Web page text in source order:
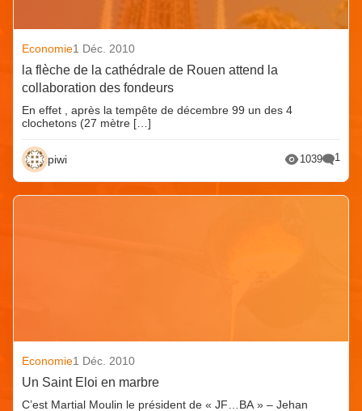
Economie1 Déc. 2010
la flèche de la cathédrale de Rouen attend la
collaboration des fondeurs
En effet , après la tempête de décembre 99 un des 4
clochetons (27 mètre […]
piwi 1039 1
Economie1 Déc. 2010
Un Saint Eloi en marbre
C’est Martial Moulin le président de « JF…BA » – Jehan